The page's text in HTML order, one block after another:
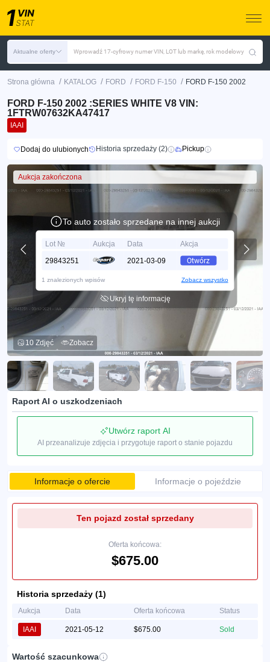
Aktualne oferty Wprowadź 17-cyfrowy numer VIN, LOT lub markę, rok modelowy
Strona główna / KATALOG / FORD / FORD F-150 / FORD F-150 2002
FORD F-150 2002 :SERIES WHITE V8 VIN:
1FTRW07632KA47417
IAAI
Dodaj do ulubionych Historia sprzedaży (2) Pickup
Aukcja zakończona
10 Zdjęć Zobacz
To auto zostało sprzedane na innej aukcji
Lot № Aukcja Data
Akcja
29843251
2021-03-09 Otwórz
1 znalezionych wpisów Zobacz wszystko
Ukryj tę informację
Raport AI o uszkodzeniach
Utwórz raport AI
AI przeanalizuje zdjęcia i przygotuje raport o stanie pojazdu
Informacje o ofercie Informacje o pojeździe
Ten pojazd został sprzedany
Oferta końcowa:
$675.00
Historia sprzedaży (1)
Aukcja Data Oferta końcowa Status
IAAI 2021-05-12 $675.00 Sold
Wartość szacunkowa